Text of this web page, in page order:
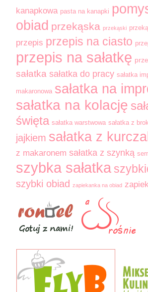
kanapkowa pasta na kanapki
obiad przekąska przekąski
przepis przepis na ciasto
przepis na sałatkę
sałatka sałatka do pracy sałatka
makaronowa sałatka na
sałatka na kolację
święta sałatka warstwowa sałatka z
jajkiem sałatka z
z makaronem sałatka z szynką
szybka sałatka
szybki obiad zapiekanka na obiad